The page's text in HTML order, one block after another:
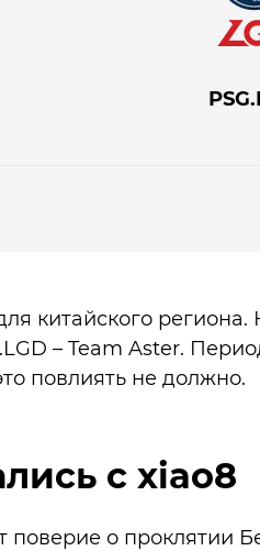
китайского
– Team Aster.
повлиять не должно.
с xiao8
поверие о проклятии